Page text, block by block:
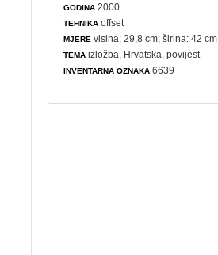
GODINA 2000.
TEHNIKA offset
MJERE visina: 29,8 cm; širina: 42 cm
TEMA izložba , Hrvatska,povijest
INVENTARNA OZNAKA 6639